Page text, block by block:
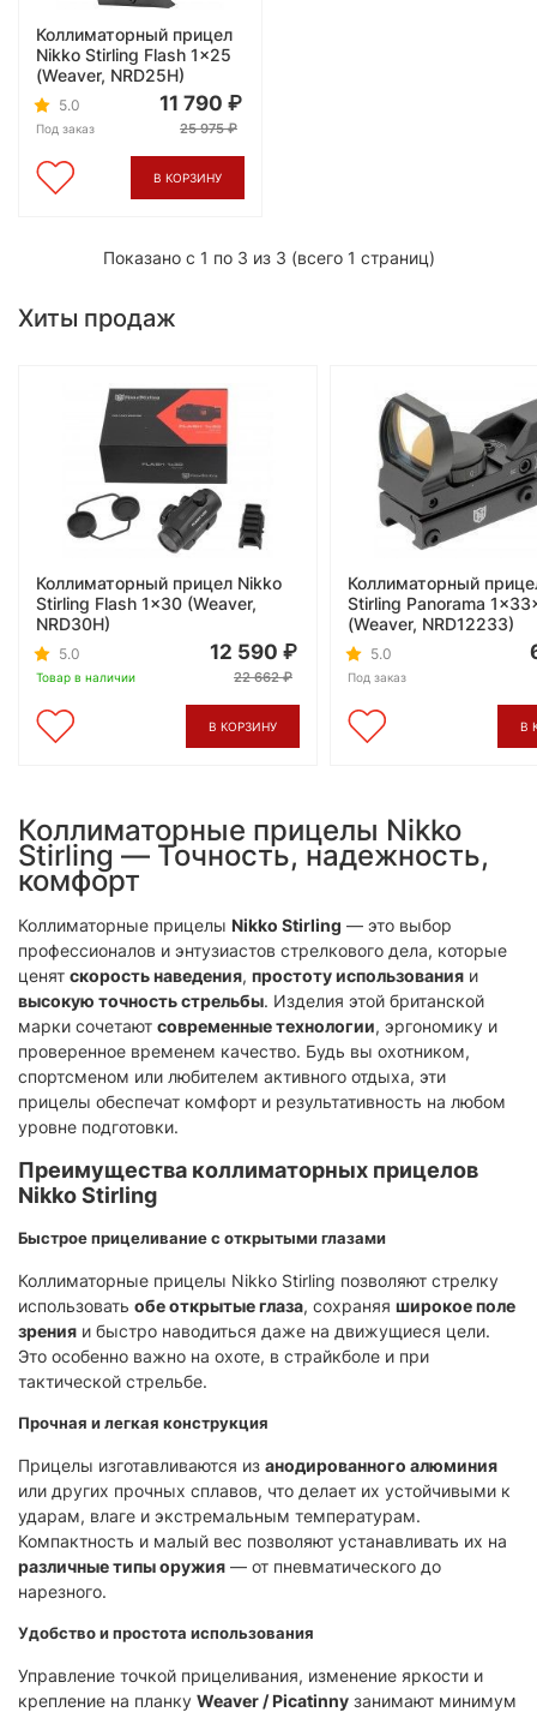
Коллиматорный прицел
Nikko Stirling Flash 1x25
(Weaver, NRD25H)
5.0
Под заказ
11 790
25 975
В КОРЗИНУ
Показано с 1 по 3 из 3 (всего 1 страниц)
Хиты продаж
Коллиматорный прицел Nikko
Stirling Flash 1x30 (Weaver,
NRD30H)
5.0
Товар в наличии
12 590
22 662
В КОРЗИНУ
Коллиматорный
Stirling Panorama
(Weaver, NRD12233)
5.0
Под заказ
В
Коллиматорные прицелы Nikko
Stirling — Точность, надежность,
комфорт
Коллиматорные прицелы Nikko Stirling — это выбор
профессионалов и энтузиастов стрелкового дела, которые
ценят скорость наведения, простоту использования и
высокую точность стрельбы. Изделия этой британской
марки сочетают современные технологии, эргономику и
проверенное временем качество. Будь вы охотником,
спортсменом или любителем активного отдыха, эти
прицелы обеспечат комфорт и результативность на любом
уровне подготовки.
Преимущества коллиматорных прицелов
Nikko Stirling
Быстрое прицеливание с открытыми глазами
Коллиматорные прицелы Nikko Stirling позволяют стрелку
использовать обе открытые глаза, сохраняя широкое поле
зрения и быстро наводиться даже на движущиеся цели.
Это особенно важно на охоте, в страйкболе и при
тактической стрельбе.
Прочная и легкая конструкция
Прицелы изготавливаются из анодированного алюминия
или других прочных сплавов, что делает их устойчивыми к
ударам, влаге и экстремальным температурам.
Компактность и малый вес позволяют устанавливать их на
различные типы оружия — от пневматического до
нарезного.
Удобство и простота использования
Управление точкой прицеливания, изменение яркости и
крепление на планку Weaver / Picatinny занимают минимум